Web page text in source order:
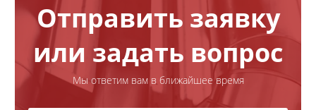
Отправить заявку
или задать вопрос
Мы ответим вам в ближайшее время